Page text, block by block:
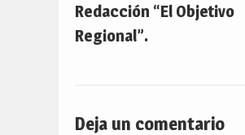
Redacción “El Objetivo
Regional”.
Deja un comentario